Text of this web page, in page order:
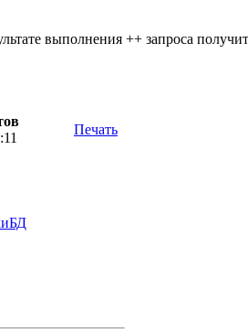
выполнения ++ запроса
Печать